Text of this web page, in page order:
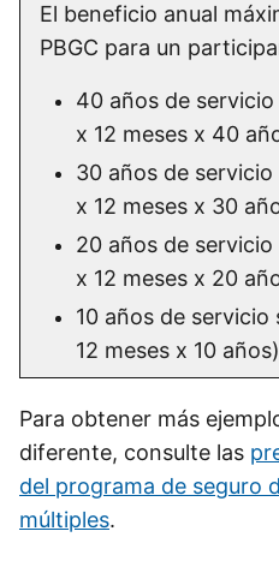
El beneficio anual
PBGC para un
40 años de servicio
x 12 meses x 40
30 años de
x 12 meses x 30
20 años de
x 12 meses x 20
10 años de
12 meses x 10 años)
Para obtener más
diferente, consulte las
del programa de seguro
múltiples.